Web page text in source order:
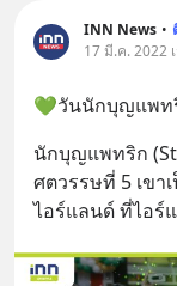
INN News •
17 มี.ค. 2022
💚วันนักบุญแพท
นักบุญแพทริก
ศตวรรษที่ 5 เข
ไอร์แลนด์ ที่ไอ